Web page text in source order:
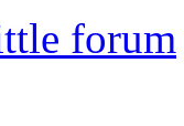
forum